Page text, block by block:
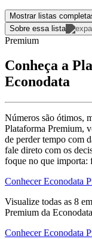
Mostrar listas
Sobre essa lista
Premium
Conheça a
Econodata
Números são ótimos,
Plataforma Premium,
de perder tempo com
fale direto com os
foque no que importa:
Conhecer Econodata
Visualize todas as 8
Premium da Econodata
Conhecer Econodata